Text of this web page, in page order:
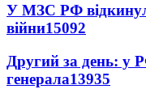
У МЗС РФ
війни15092
Другий за день: у
генерала13935